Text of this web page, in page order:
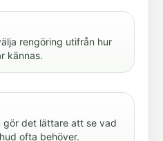
rengöring utifrån hur
kännas.
gör det lättare att se vad
ofta behöver.